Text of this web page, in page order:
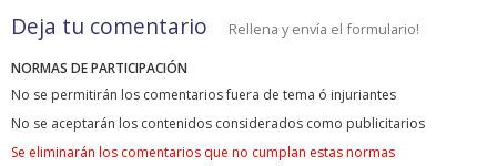
Deja tu comentario Rellena y envía el formulario!
NORMAS DE PARTICIPACIÓN
No se permitirán los comentarios fuera de tema ó injuriantes
No se aceptarán los contenidos considerados como publicitarios
Se eliminarán los comentarios que no cumplan estas normas